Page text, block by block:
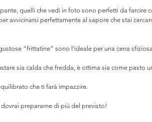
quelli che vedi in foto sono perfetti da farcire
avvicinarsi perfettamente al sapore che stai
“frittatine” sono l’ideale per una cena
sia calda che fredda, è ottima sia come pasto
che ti farà impazzire.⠀
prepararne di più del previsto!⠀